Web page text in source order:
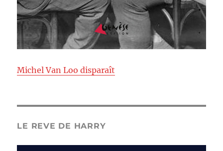
Michel Van Loo disparaît
LE REVE DE HARRY